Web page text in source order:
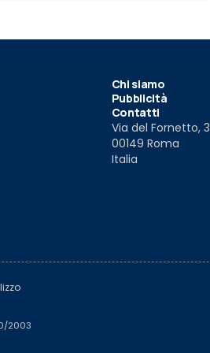
Chi siamo
Pubblicità
Contatti
Via del Fornetto, 3
00149 Roma
Italia
2003